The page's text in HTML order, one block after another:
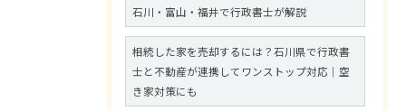
石川・富山・福井で行政書士が解説
相続した家を売却するには？石川県で行政書
士と不動産が連携してワンストップ対応｜空
き家対策にも